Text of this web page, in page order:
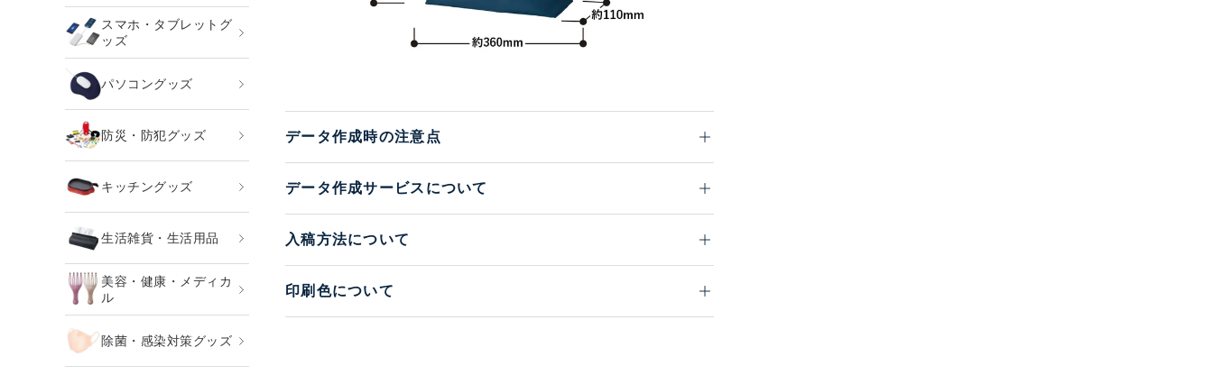
スマホ・タブレットグ
ッズ
パソコングッズ
防災・防犯グッズ
キッチングッズ
生活雑貨・生活用品
美容・健康・メディカ
ル
除菌・感染対策グッズ
データ作成時の注意点
データ作成サービスについて
入稿方法について
印刷色について